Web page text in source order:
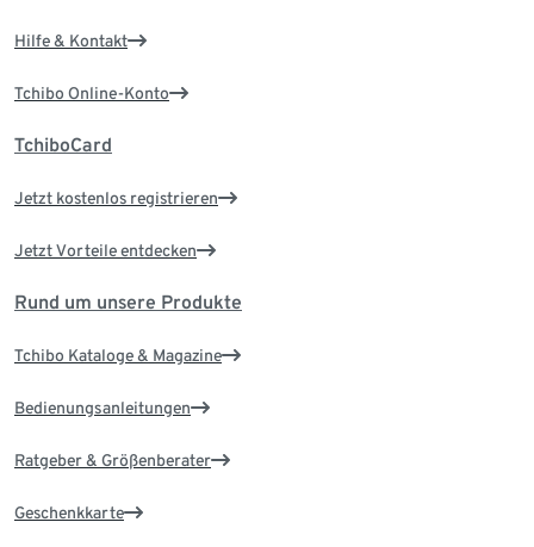
Hilfe & Kontakt
Tchibo Online-Konto
TchiboCard
Jetzt kostenlos registrieren
Jetzt Vorteile entdecken
Rund um unsere Produkte
Tchibo Kataloge & Magazine
Bedienungsanleitungen
Ratgeber & Größenberater
Geschenkkarte